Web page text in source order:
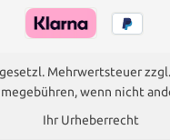
Mehrwertsteuer zzgl.
wenn nicht
Ihr Urheberrecht